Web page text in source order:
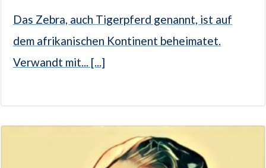
Das Zebra, auch Tigerpferd genannt, ist auf
dem afrikanischen Kontinent beheimatet.
Verwandt mit... [...]